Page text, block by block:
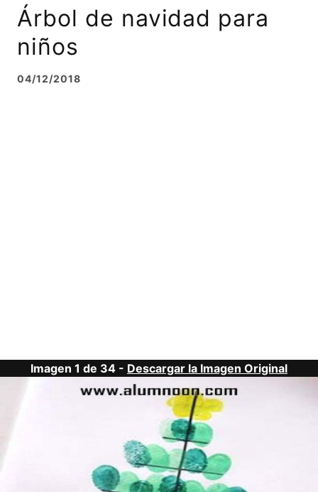
Árbol de navidad para
niños
04/12/2018
Imagen 1 de 34 - Descargar la Imagen Original